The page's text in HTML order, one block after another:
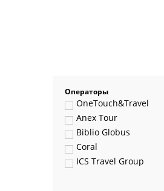
Операторы
OneTouch&Travel
Anex Tour
Biblio Globus
Coral
ICS Travel Group